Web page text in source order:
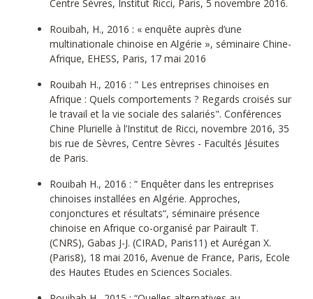
Centre Sèvres, Institut Ricci, Paris, 5 novembre 2016.
Rouibah, H., 2016 : « enquête auprès d’une
multinationale chinoise en Algérie », séminaire Chine-
Afrique, EHESS, Paris, 17 mai 2016
Rouibah H., 2016 : " Les entreprises chinoises en
Afrique : Quels comportements ? Regards croisés sur
le travail et la vie sociale des salariés". Conférences
Chine Plurielle à l’Institut de Ricci, novembre 2016, 35
bis rue de Sèvres, Centre Sèvres - Facultés Jésuites
de Paris.
Rouibah H., 2016 : “ Enquêter dans les entreprises
chinoises installées en Algérie. Approches,
conjonctures et résultats“, séminaire présence
chinoise en Afrique co-organisé par Pairault T.
(CNRS), Gabas J-J. (CIRAD, Paris11) et Aurégan X.
(Paris8), 18 mai 2016, Avenue de France, Paris, Ecole
des Hautes Etudes en Sciences Sociales.